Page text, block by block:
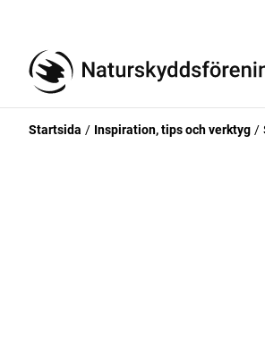
Startsida Inspiration, tips och verktyg